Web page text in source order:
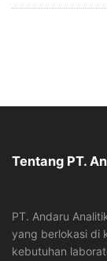
Tentang PT.
PT. Andaru
yang berlokasi di
kebutuhan